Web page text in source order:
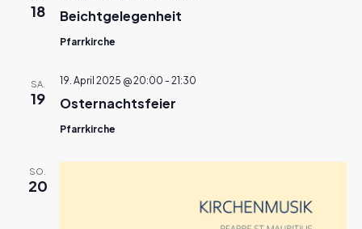
18 Beichtgelegenheit
Pfarrkirche
SA.
19 Osternachtsfeier
19. April 2025 @ 20:00 - 21:30
Pfarrkirche
SO.
20